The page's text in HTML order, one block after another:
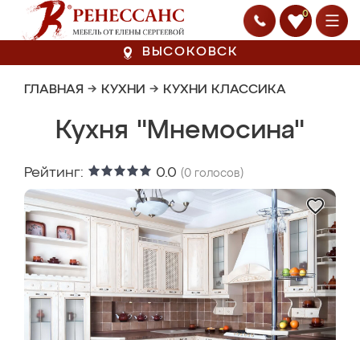
0
ВЫСОКОВСК
ГЛАВНАЯ → КУХНИ → КУХНИ КЛАССИКА
Кухня "Мнемосина"
Рейтинг: 0.0 (0 голосов)